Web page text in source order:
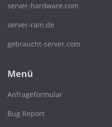
server-hardware.com
server-ram.de
gebraucht-server.com
Menü
Anfrageformular
Bug Report